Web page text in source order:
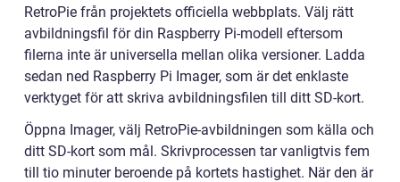
RetroPie från projektets officiella webbplats. Välj rätt
avbildningsfil för din Raspberry Pi-modell eftersom
filerna inte är universella mellan olika versioner. Ladda
sedan ned Raspberry Pi Imager, som är det enklaste
verktyget för att skriva avbildningsfilen till ditt SD-kort.
Öppna Imager, välj RetroPie-avbildningen som källa och
ditt SD-kort som mål. Skrivprocessen tar vanligtvis fem
till tio minuter beroende på kortets hastighet. När den är